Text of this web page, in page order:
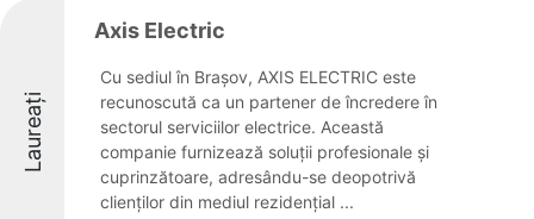
Laureați
Axis Electric
Cu sediul în Brașov, AXIS ELECTRIC este
recunoscută ca un partener de încredere în
sectorul serviciilor electrice. Această
companie furnizează soluții profesionale și
cuprinzătoare, adresându-se deopotrivă
clienților din mediul rezidențial ...